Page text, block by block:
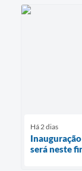
Há 2 dias
será neste